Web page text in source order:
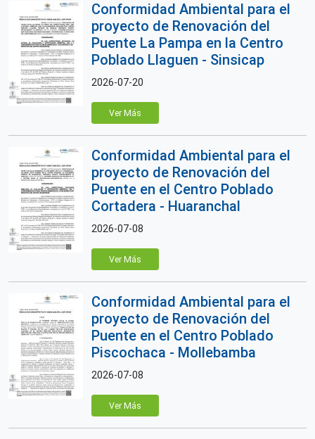
Conformidad Ambiental para el
proyecto de Renovación del
Puente La Pampa en la Centro
Poblado Llaguen - Sinsicap
2026-07-20
Ver Más
Conformidad Ambiental para el
proyecto de Renovación del
Puente en el Centro Poblado
Cortadera - Huaranchal
2026-07-08
Ver Más
Conformidad Ambiental para el
proyecto de Renovación del
Puente en el Centro Poblado
Piscochaca - Mollebamba
2026-07-08
Ver Más